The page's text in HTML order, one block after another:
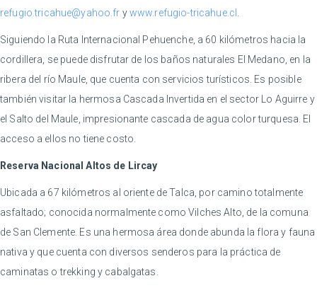
refugio.tricahue@yahoo.fr ywww.refugio-tricahue.cl
Siguiendo la Ruta Internacional Pehuenche, a 60 kilómetros hacia la
cordillera, se puede disfrutar de los baños naturales El Medano, en la
ribera del río Maule, que cuenta con servicios turísticos. Es posible
también visitar la hermosa Cascada Invertida en el sector Lo Aguirre y
el Salto del Maule, impresionante cascada de agua color turquesa. El
acceso a ellos no tiene costo.
Reserva Nacional Altos de Lircay
Ubicada a 67 kilómetros al oriente de Talca, por camino totalmente
asfaltado; conocida normalmente como Vilches Alto, de la comuna
de San Clemente. Es una hermosa área donde abunda la flora y fauna
nativa y que cuenta con diversos senderos para la práctica de
caminatas o trekking y cabalgatas.